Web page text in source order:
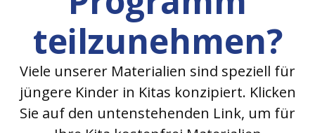
teilzunehmen?
Viele unserer Materialien sind speziell für
jüngere Kinder in Kitas konzipiert. Klicken
Sie auf den untenstehenden Link, um für